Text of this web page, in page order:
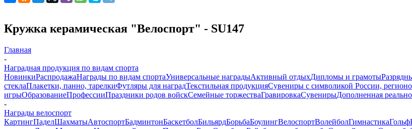
Кружка керамическая "Велоспорт" - SU147
Главная
-
Наградная продукция по видам спорта
НовинкиРаспродажаНаграды по видам спортаУниверсальные наградыАктивный отдыхДипломы и грамоты
стеклаПлакетки, панно, тарелкиФутляры для наградТекстильная продукцияСувениры с символикой России,
игрыОбразованиеПрофессииПраздники родов войскСемейные торжестваГравировкаСувенирыДополненная
-
Награды велоспорт
КартингПаделШахматыАвтоспортБадминтонБаскетболБильярдБорьбаБоулингВелоспортВолейболГимнастикаГольф